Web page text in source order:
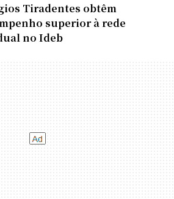
Tiradentes obtêm
superior à rede
no Ideb